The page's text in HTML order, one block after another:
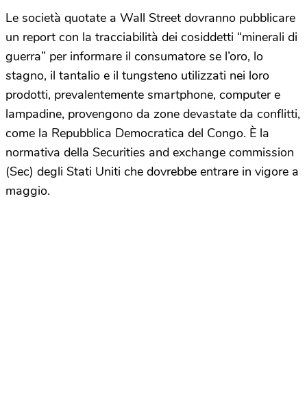
Le società quotate a Wall Street dovranno pubblicare
un report con la tracciabilità dei cosiddetti “minerali di
guerra” per informare il consumatore se l’oro, lo
stagno, il tantalio e il tungsteno utilizzati nei loro
prodotti, prevalentemente smartphone, computer e
lampadine, provengono da zone devastate da conflitti,
come la Repubblica Democratica del Congo. È la
normativa della Securities and exchange commission
(Sec) degli Stati Uniti che dovrebbe entrare in vigore a
maggio.